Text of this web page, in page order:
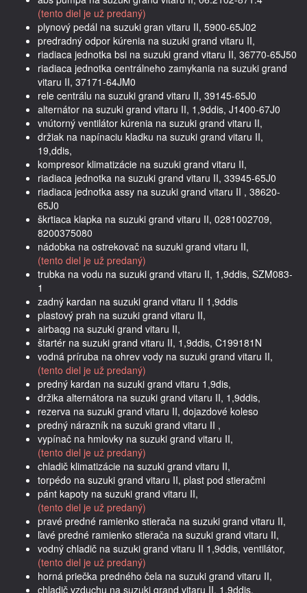
(tento diel je už predaný)
plynový pedál na suzuki gran vitaru II, 5900-65J02
predradný odpor kúrenia na suzuki grand vitaru II,
riadiaca jednotka bsi na suzuki grand vitaru II, 36770-65J50
riadiaca jednotka centrálneho zamykania na suzuki grand
vitaru II, 37171-64JM0
rele centrálu na suzuki grand vitaru II, 39145-65J0
alternátor na suzuki grand vitaru II, 1,9ddis, J1400-67J0
vnútorný ventilátor kúrenia na suzuki grand vitaru II,
držiak na napínaciu kladku na suzuki grand vitaru II,
19,ddis,
kompresor klimatizácie na suzuki grand vitaru II,
riadiaca jednotka na suzuki grand vitaru II, 33945-65J0
riadiaca jednotka assy na suzuki grand vitaru II , 38620-
65J0
škrtiaca klapka na suzuki grand vitaru II, 0281002709,
8200375080
nádobka na ostrekovač na suzuki grand vitaru II,
(tento diel je už predaný)
trubka na vodu na suzuki grand vitaru II, 1,9ddis, SZM083-
1
zadný kardan na suzuki grand vitaru II 1,9ddis
plastový prah na suzuki grand vitaru II,
airbaqg na suzuki grand vitaru II,
štartér na suzuki grand vitaru II, 1,9ddis, C199181N
vodná príruba na ohrev vody na suzuki grand vitaru II,
(tento diel je už predaný)
predný kardan na suzuki grand vitaru 1,9dis,
držika alternátora na suzuki grand vitaru II, 1,9ddis,
rezerva na suzuki grand vitaru II, dojazdové koleso
predný nárazník na suzuki grand vitaru II ,
vypínač na hmlovky na suzuki grand vitaru II,
(tento diel je už predaný)
chladič klimatizácie na suzuki grand vitaru II,
torpédo na suzuki grand vitaru II, plast pod stieračmi
pánt kapoty na suzuki grand vitaru II,
(tento diel je už predaný)
pravé predné ramienko stierača na suzuki grand vitaru II,
ľavé predné ramienko stierača na suzuki grand vitaru II,
vodný chladič na suzuki grand vitaru II 1,9ddis, ventilátor,
(tento diel je už predaný)
horná priečka predného čela na suzuki grand vitaru II,
chladič vzduchu na suzuki grand vitaru II, 1,9ddis,